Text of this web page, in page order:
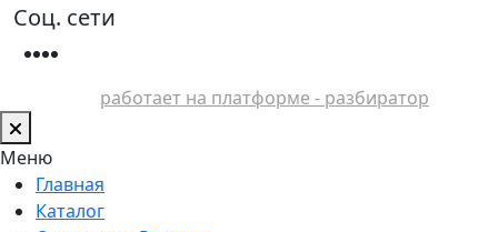
Соц. сети
работает на платформе - разбиратор
Меню
Главная
Каталог